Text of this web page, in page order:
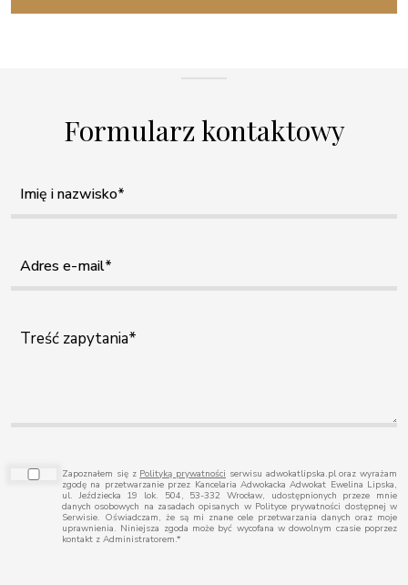
Formularz kontaktowy
Zapoznałem się z Polityką prywatności serwisu adwokatlipska.pl oraz wyrażam
zgodę na przetwarzanie przez Kancelaria Adwokacka Adwokat Ewelina Lipska,
ul. Jeździecka 19 lok. 504, 53-332 Wrocław, udostępnionych przeze mnie
danych osobowych na zasadach opisanych w Polityce prywatności dostępnej w
Serwisie. Oświadczam, że są mi znane cele przetwarzania danych oraz moje
uprawnienia. Niniejsza zgoda może być wycofana w dowolnym czasie poprzez
kontakt z Administratorem.*